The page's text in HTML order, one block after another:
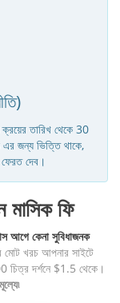
তারিখ থেকে 30
এর জন্য ভিত্তি থাকে,
দেব।
ফি
আগে কেনা সুবিধাজনক
মোট খরচ আপনার সাইটে
চিত্র দর্শনে $1.5 থেকে।